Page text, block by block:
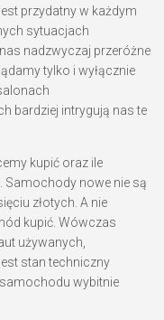
przydatny w każdym
sytuacjach
nadzwyczaj przeróżne
tylko i wyłącznie
bardziej intrygują nas te
kupić oraz ile
Samochody nowe nie są
złotych. A nie
kupić. Wówczas
używanych,
stan techniczny
wybitnie